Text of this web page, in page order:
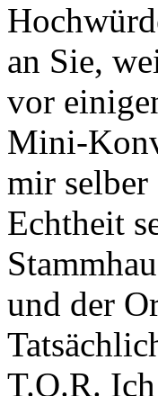
an Sie,
vor
Mini-
mir selber
Echtheit
und der
T.O.R.